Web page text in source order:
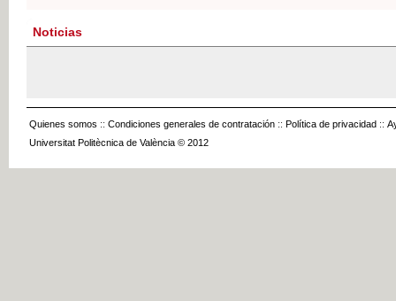
Noticias
Quienes somos :: Condiciones generales de contratación :: Política de privacidad ::
Universitat Politècnica de València © 2012